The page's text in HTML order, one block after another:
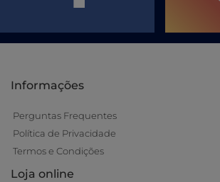
Informações
Perguntas Frequentes
Política de Privacidade
Termos e Condições
Loja online